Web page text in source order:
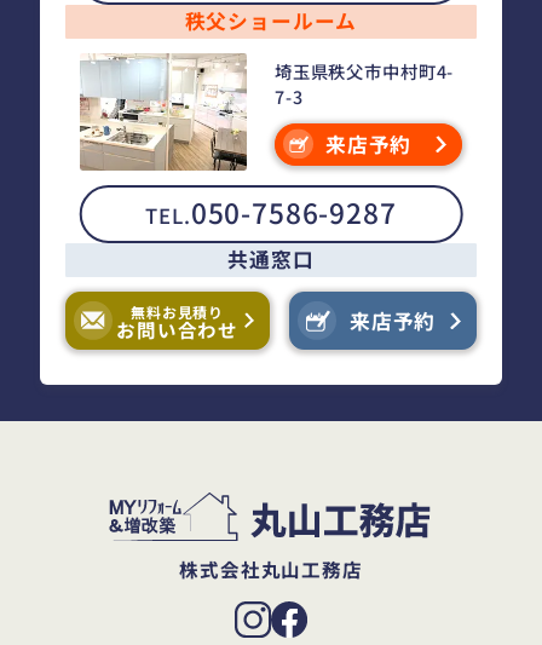
秩父ショールーム
埼玉県秩父市中村町4-
7-3
来店予約
TEL.050-7586-9287
共通窓口
来店予約
無料お見積り
お問い合わせ
株式会社丸山工務店